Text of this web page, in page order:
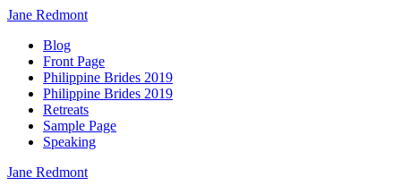
Jane Redmont
Blog
Front Page
Philippine Brides 2019
Philippine Brides 2019
Retreats
Sample Page
Speaking
Jane Redmont